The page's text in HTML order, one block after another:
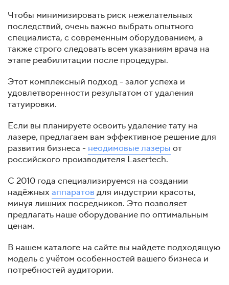
Чтобы минимизировать риск нежелательных
последствий, очень важно выбрать опытного
специалиста, с современным оборудованием, а
также строго следовать всем указаниям врача на
этапе реабилитации после процедуры.
Этот комплексный подход - залог успеха и
удовлетворенности результатом от удаления
татуировки.
Если вы планируете освоить удаление тату на
лазере, предлагаем вам эффективное решение для
развития бизнеса - неодимовые лазеры от
российского производителя Lasertech.
С 2010 года специализируемся на создании
надёжных аппаратов для индустрии красоты,
минуя лишних посредников. Это позволяет
предлагать наше оборудование по оптимальным
ценам.
В нашем каталоге на сайте вы найдете подходящую
модель с учётом особенностей вашего бизнеса и
потребностей аудитории.